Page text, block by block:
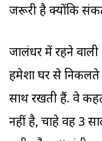
जरूरी है क्योंकि
जालंधर में रहने वाली
हमेशा घर से
साथ रखती हैं. वे
नहीं है, चाहे वह 3